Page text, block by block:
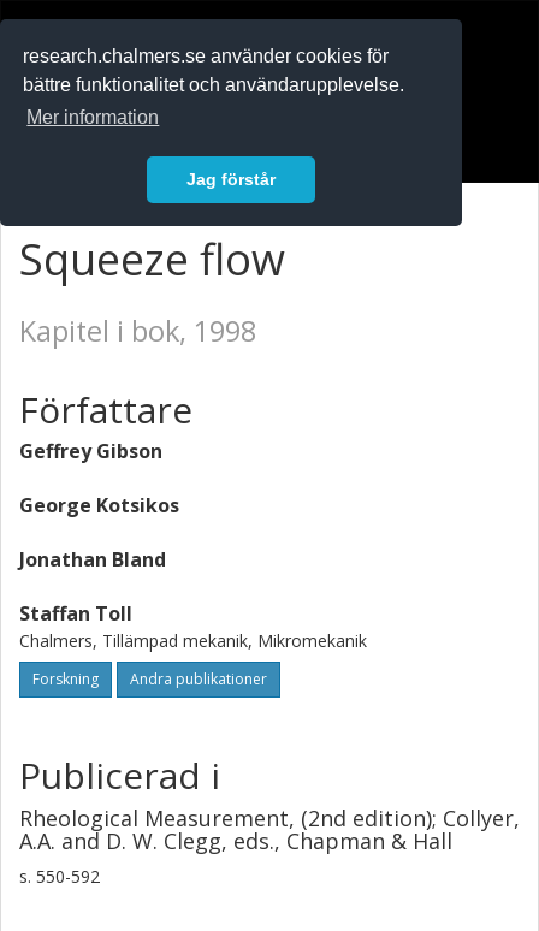
research.chalmers.se använder cookies för
bättre funktionalitet och användarupplevelse.
Mer information
Jag förstår
Squeeze flow
Kapitel i bok, 1998
Författare
Geffrey Gibson
George Kotsikos
Jonathan Bland
Staffan Toll
Chalmers, Tillämpad mekanik, Mikromekanik
Forskning Andra publikationer
Publicerad i
Rheological Measurement, (2nd edition); Collyer,
A.A. and D. W. Clegg, eds., Chapman & Hall
s. 550-592